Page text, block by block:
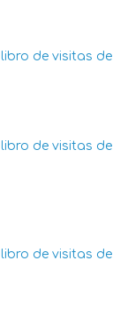
libro de visitas de
libro de visitas de
libro de visitas de